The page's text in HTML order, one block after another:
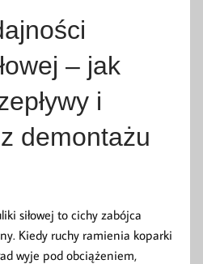
– jak
i
demontażu
siłowej to cichy zabójca
Kiedy ruchy ramienia koparki
wyje pod obciążeniem,